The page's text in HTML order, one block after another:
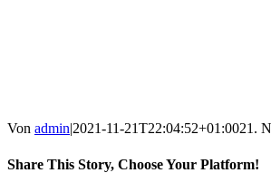
Von admin|2021-11-21T22:04:52+01:0021.
Share This Story, Choose Your Platform!